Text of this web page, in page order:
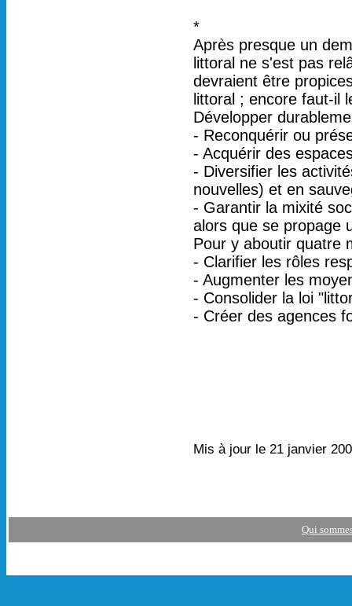
*
Après presque un
littoral ne s'est pas
devraient être
littoral ; encore faut-il
Développer
- Reconquérir ou
- Acquérir des
- Diversifier les
nouvelles) et en
- Garantir la mixité
alors que se propage
Pour y aboutir quatre
- Clarifier les rôles
- Augmenter les
- Consolider la loi
- Créer des agences
Mis à jour le 21 janvier
Qui